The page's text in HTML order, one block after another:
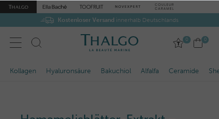
Gratis-Probenzu jeder Bestellung
Kostenloser Versand innerhalb Deutschlands
0 0
Kollagen Hyaluronsäure Bakuchiol Alfalfa Ceramide